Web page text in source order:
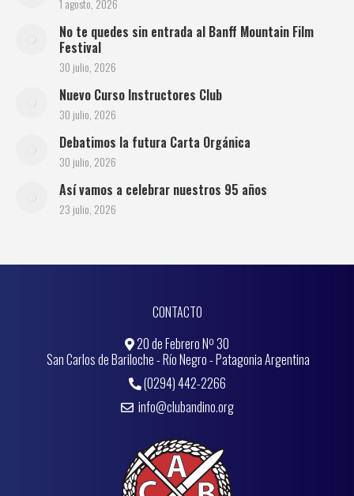
1 agosto, 2026
No te quedes sin entrada al Banff Mountain Film
Festival
30 julio, 2026
Nuevo Curso Instructores Club
30 julio, 2026
Debatimos la futura Carta Orgánica
30 julio, 2026
Así vamos a celebrar nuestros 95 años
23 julio, 2026
CONTACTO
20 de Febrero Nº 30
San Carlos de Bariloche - Río Negro - Patagonia Argentina
(0294) 442-2266
info@clubandino.org